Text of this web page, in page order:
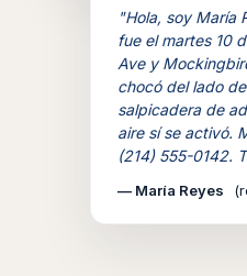
"Hola, soy María
fue el martes 10
Ave y
chocó del lado
salpicadera de
aire sí se activó.
(214) 555-0142.
— María Reyes